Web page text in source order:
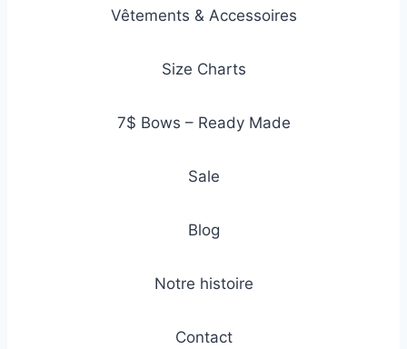
Vêtements & Accessoires
Size Charts
7$ Bows – Ready Made
Sale
Blog
Notre histoire
Contact